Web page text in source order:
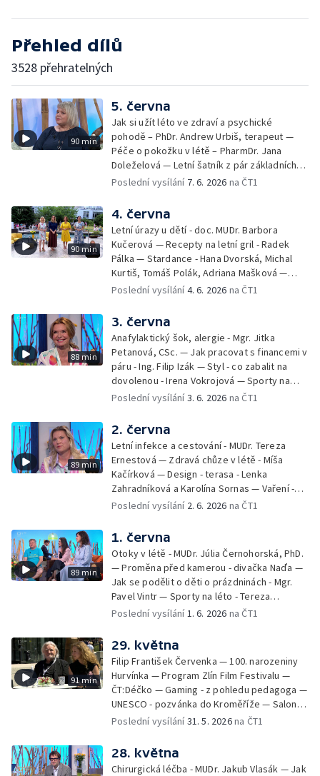
Přehled dílů
3528 přehratelných
90 min
5. června
Jak si užít léto ve zdraví a psychické
pohodě – PhDr. Andrew Urbiš, terapeut —
Péče o pokožku v létě – PharmDr. Jana
Doleželová — Letní šatník z pár základních
kousků – Luděk Šmehlík, stylista —
slavnosti – Jiří Krhut, hudebník — Vaření:
letní párty s přáteli – Pavla Pavelková —
Festival v ulicích – Petra Hradilová — Muzejní
noc
Poslední vysílání 7. 6. 2026 na ČT1
90 min
4. června
Letní úrazy u dětí - doc. MUDr. Barbora
Kučerová — Recepty na letní gril - Radek
Pálka — Stardance - Hana Dvorská, Michal
Kurtiš, Tomáš Polák, Adriana Mašková —
Debbie — Dětský čin roku — Zooterapie -
Jírová — Patrik Eliáš — Sladké recepty na
léto - Míša Sedláčková
Poslední vysílání4. 6. 2026 na ČT1
88 min
3. června
Anafylaktický šok, alergie - Mgr. Jitka
Petanová, CSc. — Jak pracovat s financemi v
páru - Ing. Filip Izák — Styl - co zabalit na
dovolenou - Irena Vokrojová — Sporty na
léto - paddleboard — Alžběta Jungrová —
Heřmánková, Zdeněk Žák, Josef Vrána
Poslední vysílání3. 6. 2026 na ČT1
89 min
2. června
Letní infekce a cestování - MUDr. Tereza
Ernestová — Zdravá chůze v létě - Míša
Kačírková — Design - terasa - Lenka
Zahradníková a Karolína Sornas — Vaření -
jahody - Simona Machurová — Letní sporty -
— Batohy do školy i na prázdniny - Mirka
Belhová — Pramen - Ivan Ostrochovský
Poslední vysílání 2. 6. 2026 na ČT1
89 min
1. června
Otoky v létě - MUDr. Júlia Černohorská, PhD.
— Proměna před kamerou - divačka Naďa —
Jak se podělit o děti o prázdninách - Mgr.
Pavel Vintr — Sporty na léto - Tereza
Michalová — Černé ovce — Změny v
v Českém ráji - Tomáš Jeřábek, Magdalena
Borová, Eva Váchová
Poslední vysílání1. 6. 2026 na ČT1
91 min
29. května
Filip František Červenka — 100. narozeniny
Hurvínka — Program Zlín Film Festivalu —
ČT:Déčko — Gaming - z pohledu pedagoga —
UNESCO - pozvánka do Kroměříže — Salon
filmových klapek
Poslední vysílání31. 5. 2026na ČT1
28. května
Chirurgická léčba - MUDr. Jakub Vlasák — Jak